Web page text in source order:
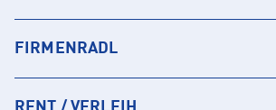
FIRMENRADL